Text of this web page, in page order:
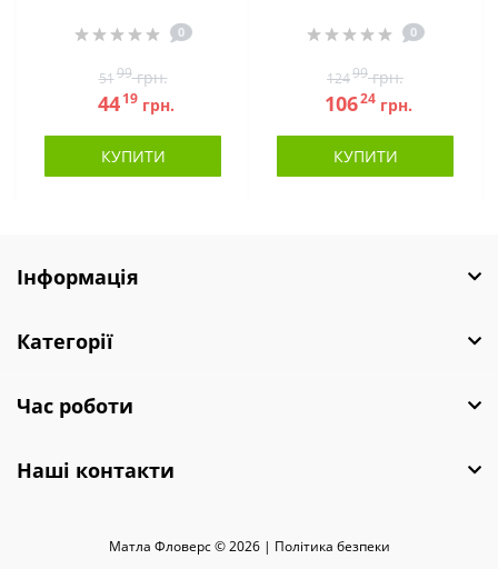
0
5199грн.
44 19грн.
КУПИТИ
0
12499грн.
10624грн.
КУПИТИ
Інформація
Категорії
Час роботи
Наші контакти
Матла Фловерс © 2026 | Полiтика безпеки